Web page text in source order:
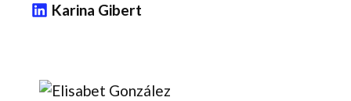
Karina Gibert